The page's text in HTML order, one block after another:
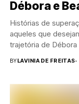
Débora e
Histórias de
aqueles que
trajetória de Débora
BYLAVINIA DE FREITAS